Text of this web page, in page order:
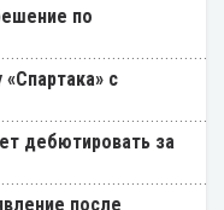
по
с
дебютировать за
после